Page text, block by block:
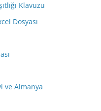
Klavuzu
Dosyası
ve Almanya